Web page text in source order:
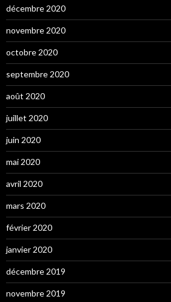
décembre 2020
novembre 2020
octobre 2020
septembre 2020
août 2020
juillet 2020
juin 2020
mai 2020
avril 2020
mars 2020
février 2020
janvier 2020
décembre 2019
novembre 2019